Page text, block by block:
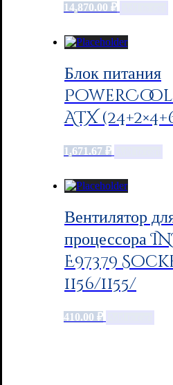
14,870.00 ₽
Блок питания
PowerCool
ATX
1,671.67 ₽
Вентилятор
процессора
E97379
1156/1155/
410.00 ₽